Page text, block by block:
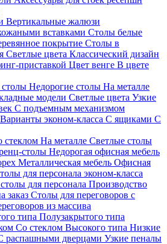
Вертикальные жалюзи
вставками Столы белые
покрытие Столы в
Светлые цвета Классический дизайн
приставкой Цвет венге В цвете
Недорогие столы На металле
модели Светлые цвета Узкие
С подъемным механизмом
Варианты эконом-класса С ящиками С
стеклом На металле Светлые столы
столы Недорогая офисная мебель
Металлическая мебель Офисная
для персонала эконом-класса
для персонала Производство
заказ Столы для переговоров с
из массива
типа Полузакрытого типа
Со стеклом Высокого типа Низкие
распашными дверцами Узкие пеналы